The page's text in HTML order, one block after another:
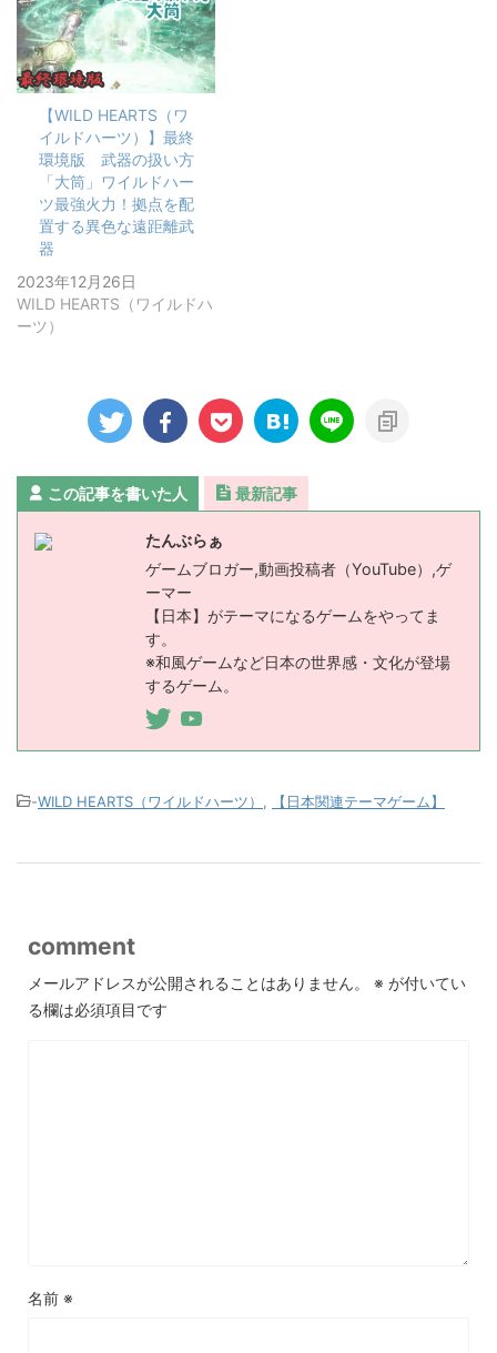
【WILD HEARTS（ワ
イルドハーツ）】最終
環境版 武器の扱い方
「大筒」ワイルドハー
ツ最強火力！拠点を配
置する異色な遠距離武
器
2023年12月26日
WILD HEARTS（ワイルドハ
ーツ）
この記事を書いた人 最新記事
たんぶらぁ
ゲームブロガー,動画投稿者（YouTube）,ゲ
ーマー
【日本】がテーマになるゲームをやってま
す。
※和風ゲームなど日本の世界感・文化が登場
するゲーム。
-WILD HEARTS（ワイルドハーツ） 【日本関連テーマゲーム】
comment
メールアドレスが公開されることはありません。 ※ が付いてい
る欄は必須項目です
名前 ※